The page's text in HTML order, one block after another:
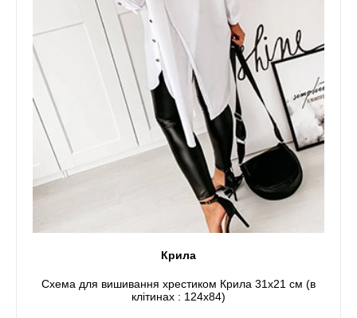
Крила
Схема для вишивання хрестиком Крила 31x21 см (в
клітинах : 124x84)